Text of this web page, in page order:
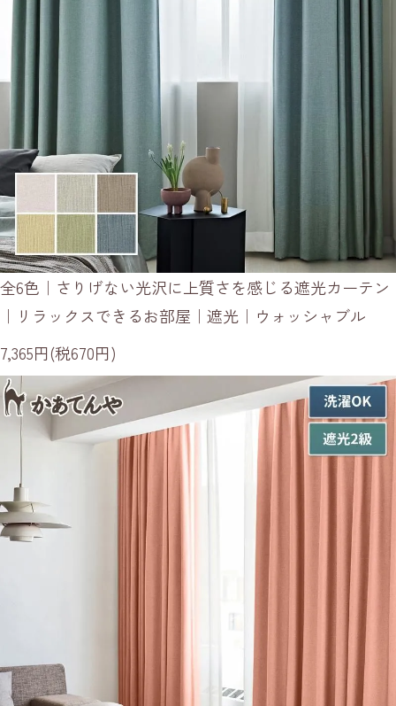
全6色｜さりげない光沢に上質さを感じる遮光カーテン
｜リラックスできるお部屋｜遮光｜ウォッシャブル
7,365円(税670円)